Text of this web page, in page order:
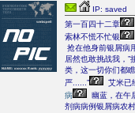
IP: saved
第一百四十二章
索林不慌不忙银
抢在他身前银屑病
居然也敢挑战我，”
类，这一切你们都
严......”
艾米已
病
幽蓝，在午
剂病病例银屑病农